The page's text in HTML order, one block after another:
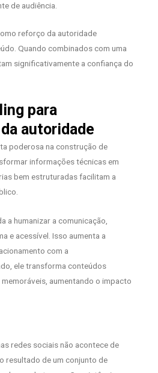
de audiência.
reforço da autoridade
Quando combinados com uma
significativamente a confiança do
para
autoridade
poderosa na construção de
informações técnicas em
bem estruturadas facilitam a
a humanizar a comunicação,
e acessível. Isso aumenta a
com a
ele transforma conteúdos
aumentando o impacto
redes sociais não acontece de
resultado de um conjunto de